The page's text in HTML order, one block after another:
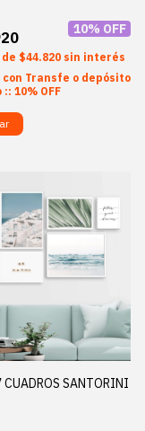
10% OFF
$44.820 sin interés
con Transfe o depósito
10% OFF
CUADROS SANTORINI